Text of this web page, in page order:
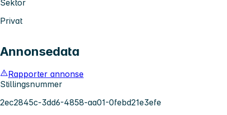
Sektor
Privat
Annonsedata
Rapporter annonse
Stillingsnummer
2ec2845c-3dd6-4858-aa01-0febd21e3efe